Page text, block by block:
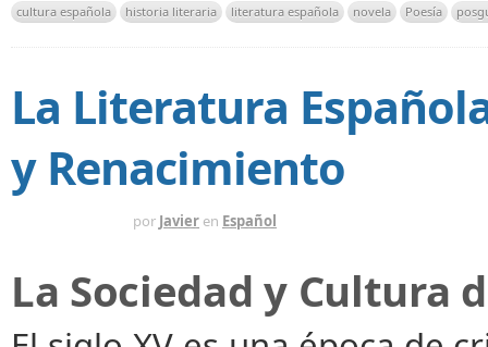
cultura española
historia literaria literatura española novela Poesía
La Literatura
y Renacimiento
por Javier en Español
La Sociedad y Cultura